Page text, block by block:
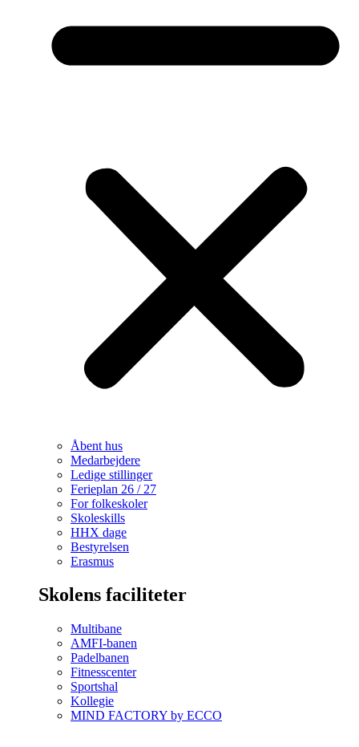
Åbent hus
Medarbejdere
Ledige stillinger
Ferieplan 26 / 27
For folkeskoler
Skoleskills
HHX dage
Bestyrelsen
Erasmus
Skolens faciliteter
Multibane
AMFI-banen
Padelbanen
Fitnesscenter
Sportshal
Kollegie
MIND FACTORY by ECCO